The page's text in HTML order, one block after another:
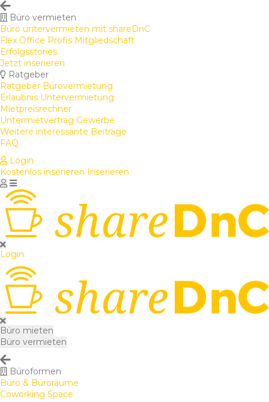
Büro vermieten
Büro untervermieten mit shareDnC
Flex Office Profis Mitgliedschaft
Erfolgsstories
Jetzt inserieren
Ratgeber
Ratgeber Bürovermietung
Erlaubnis Untervermietung
Mietpreisrechner
Untermietvertrag Gewerbe
Weitere interessante Beiträge
FAQ
Login
Kostenlos inserieren Inserieren
Login
Büro mieten
Büro vermieten
Büroformen
Büro & Büroräume
Coworking Space